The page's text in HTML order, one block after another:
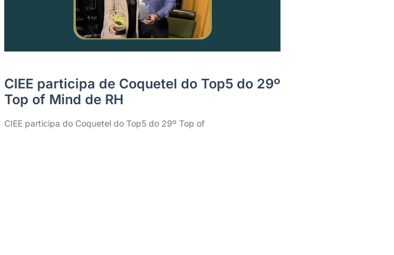
CIEE participa de Coquetel do Top5 do 29º
Top of Mind de RH
CIEE participa do Coquetel do Top5 do 29º Top of